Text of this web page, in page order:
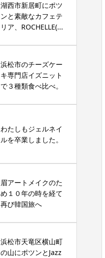
湖西市新居町にポツ
ンと素敵なカフェテ
リア、ROCHELLE(...
浜松市のチーズケー
キ専門店イズニット
で３種類食べ比べ。
わたしもジェルネイ
ルを卒業しました。
眉アートメイクのた
め１０年の時を経て
再び韓国旅へ
浜松市天竜区横山町
の山にポツンとJazz